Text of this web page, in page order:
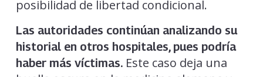
posibilidad de libertad condicional.
Las autoridades continúan analizando su
historial en otros hospitales, pues podría
haber más víctimas.Este caso deja una